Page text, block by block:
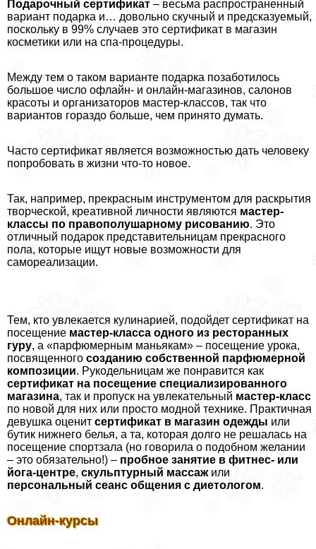
Подарочный сертификат – весьма распространенный
вариант подарка и… довольно скучный и предсказуемый,
поскольку в 99% случаев это сертификат в магазин
косметики или на спа-процедуры.
Между тем о таком варианте подарка позаботилось
большое число офлайн- и онлайн-магазинов, салонов
красоты и организаторов мастер-классов, так что
вариантов гораздо больше, чем принято думать.
Часто сертификат является возможностью дать человеку
попробовать в жизни что-то новое.
Так, например, прекрасным инструментом для раскрытия
творческой, креативной личности являются мастер-
классы по правополушарному рисованию. Это
отличный подарок представительницам прекрасного
пола, которые ищут новые возможности для
самореализации.
Тем, кто увлекается кулинарией, подойдет сертификат на
посещение мастер-класса одного из ресторанных
гуру, а «парфюмерным маньякам» – посещение урока,
посвященного созданию собственной парфюмерной
композиции. Рукодельницам же понравится как
сертификат на посещение специализированного
магазина, так и пропуск на увлекательный мастер-класс
по новой для них или просто модной технике. Пpaктичная
дeвyшка оценит сертификат в магазин одежды или
бутик нижнего белья, а та, которая долго не решалась на
посещение спортзала (но говорила о подобном желании
– это обязательно!) – пробное занятие в фитнес- или
йога-центре, скульптурный массажили
персональный сеанс общения с диетологом.
Онлайн-курсы